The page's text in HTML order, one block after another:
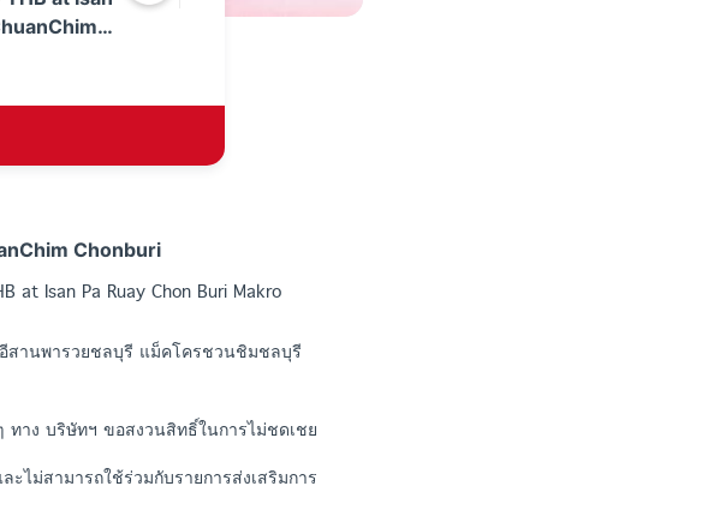
Chonburi
at Isan Pa Ruay Chon Buri Makro
สานพารวยชลบุรี แม็คโครชวนชิมชลบุรี
าง บริษัทฯ ขอสงวนสิทธิ์ในการไม่ชดเชย
ไม่สามารถใช้ร่วมกับรายการส่งเสริมการ